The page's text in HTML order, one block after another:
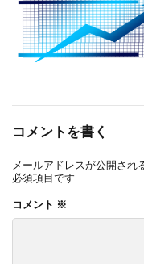
コメントを書く
メールアドレスが公開され
必須項目です
コメント ※